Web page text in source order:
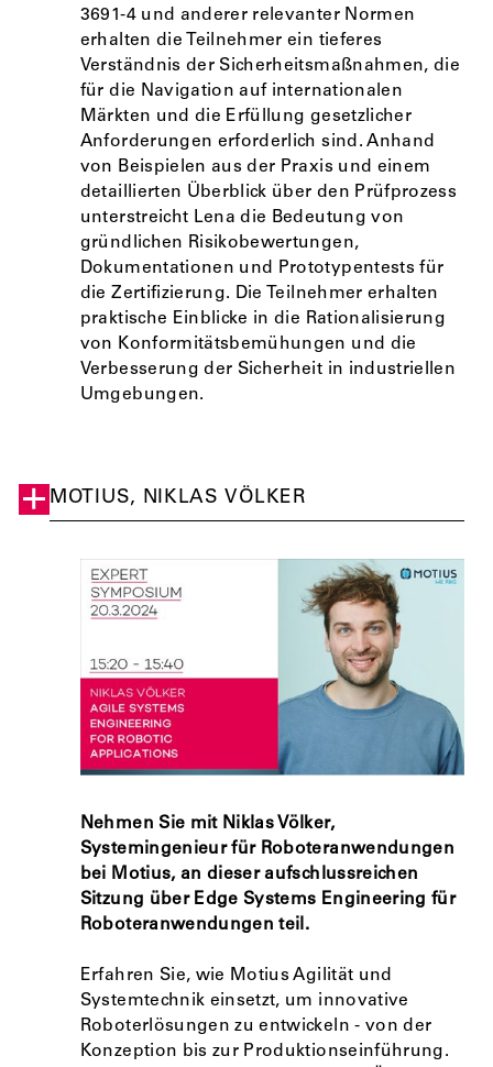
3691-4 und anderer relevanter Normen
erhalten die Teilnehmer ein tieferes
Verständnis der Sicherheitsmaßnahmen, die
für die Navigation auf internationalen
Märkten und die Erfüllung gesetzlicher
Anforderungen erforderlich sind. Anhand
von Beispielen aus der Praxis und einem
detaillierten Überblick über den Prüfprozess
unterstreicht Lena die Bedeutung von
gründlichen Risikobewertungen,
Dokumentationen und Prototypentests für
die Zertifizierung. Die Teilnehmer erhalten
praktische Einblicke in die Rationalisierung
von Konformitätsbemühungen und die
Verbesserung der Sicherheit in industriellen
Umgebungen.
MOTIUS, NIKLAS VÖLKER
Nehmen Sie mit Niklas Völker,
Systemingenieur für Roboteranwendungen
bei Motius, an dieser aufschlussreichen
Sitzung über Edge Systems Engineering für
Roboteranwendungen teil.
Erfahren Sie, wie Motius Agilität und
Systemtechnik einsetzt, um innovative
Roboterlösungen zu entwickeln - von der
Konzeption bis zur Produktionseinführung.